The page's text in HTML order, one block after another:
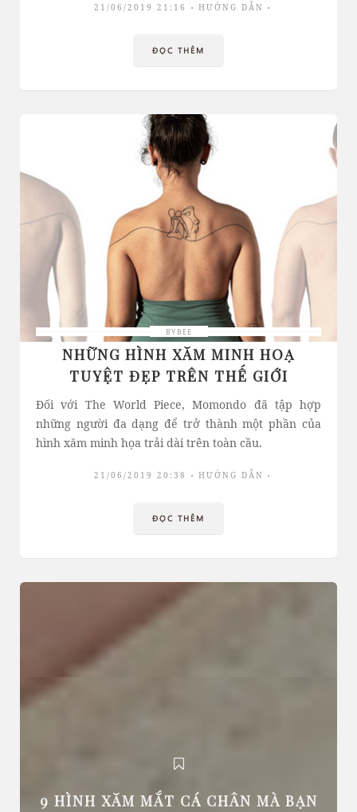
21/06/2019 21:16 HƯỚNG DẪN
ĐỌC THÊM
BYBEE
NHỮNG HÌNH XĂM MINH HOẠ
TUYỆT ĐẸP TRÊN THẾ GIỚI
Đối với The World Piece, Momondo đã tập hợp
những người đa dạng để trở thành một phần của
hình xăm minh họa trải dài trên toàn cầu.
21/06/2019 20:38 HƯỚNG DẪN
ĐỌC THÊM
9 HÌNH XĂM MẮT CÁ CHÂN MÀ BẠN